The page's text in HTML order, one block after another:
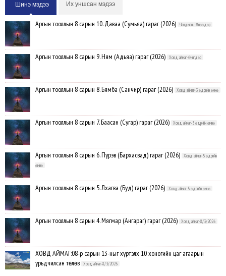
Шинэ мэдээ Их уншсан мэдээ
Аргын тооллын 8 сарын 10. Даваа (Сумьяа) гараг (2026) Чандмань-Өнөөдөр
Аргын тооллын 8 сарын 9. Ням (Адьяа) гараг (2026) Ховд аймаг-Өчигдөр
Аргын тооллын 8 сарын 8. Бямба (Санчир) гараг (2026) Ховд аймаг-3 өдрийн өмнө
Аргын тооллын 8 сарын 7. Баасан (Сугар) гараг (2026) Ховд аймаг-3 өдрийн өмнө
Аргын тооллын 8 сарын 6. Пүрэв (Бархасвад) гараг (2026)
Ховд аймаг-5 өдрийн
өмнө
Аргын тооллын 8 сарын 5. Лхагва (Буд) гараг (2026) Ховд аймаг-5 өдрийн өмнө
Аргын тооллын 8 сарын 4. Мягмар (Ангараг) гараг (2026) Ховд аймаг-8/3/2026
ХОВД АЙМАГ:08-р сарын 13-ныг хүртэлх 10 хоногийн цаг агаарын
урьдчилсан төлөв
Ховд аймаг-8/3/2026